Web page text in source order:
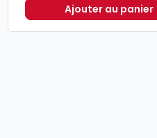
Ajouter au panier
Code